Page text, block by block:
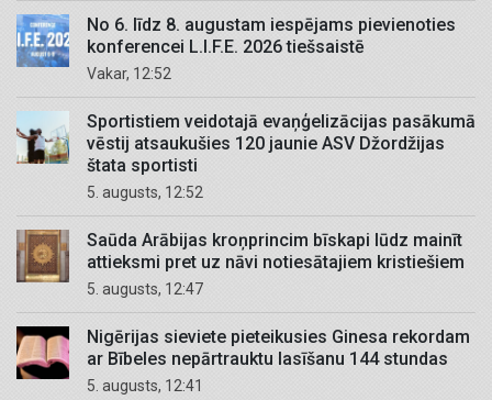
No 6. līdz 8. augustam iespējams pievienoties
konferencei L.I.F.E. 2026 tiešsaistē
Vakar, 12:52
Sportistiem veidotajā evaņģelizācijas pasākumā
vēstij atsaukušies 120 jaunie ASV Džordžijas
štata sportisti
5. augusts, 12:52
Saūda Arābijas kroņprincim bīskapi lūdz mainīt
attieksmi pret uz nāvi notiesātajiem kristiešiem
5. augusts, 12:47
Nigērijas sieviete pieteikusies Ginesa rekordam
ar Bībeles nepārtrauktu lasīšanu 144 stundas
5. augusts, 12:41